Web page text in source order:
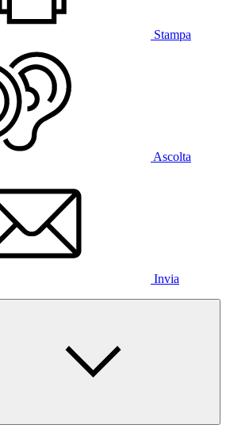
Stampa
Ascolta
Invia